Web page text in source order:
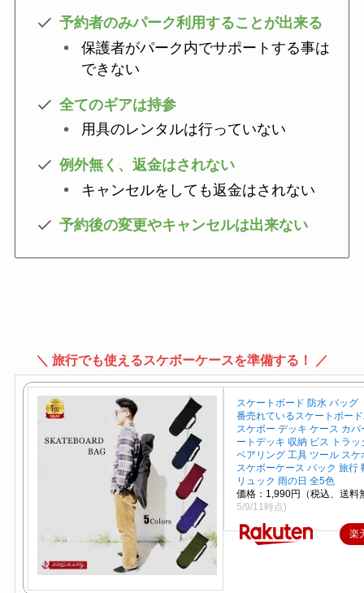
予約者のみパーク利用することが出来る
保護者がパーク内でサポートする事は
できない
全てのギアは持参
用具のレンタルは行っていない
例外無く、返金はされない
キャンセルをしても返金はされない
予約後の変更やキャンセルは出来ない
＼ 旅行でも使えるスケボーケースを準備する！ ／
スケートボード 防水 バッグ
番売れているスケートボー
スケボー デッキ ケース カバ
ートデッキ 収納 ビス トラッ
ベアリング 工具 ツール スケ
スケボーケース バック 旅行
リュック 雨の日 全5色
価格：1,990円（税込、送料
5/9/11時点)
楽